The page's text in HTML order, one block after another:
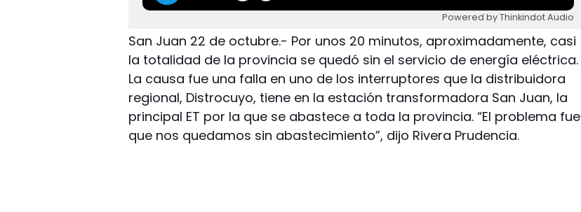
Powered by Thinkindot Audio
San Juan 22 de octubre.- Por unos 20 minutos, aproximadamente, casi
la totalidad de la provincia se quedó sin el servicio de energía eléctrica.
La causa fue una falla en uno de los interruptores que la distribuidora
regional, Distrocuyo, tiene en la estación transformadora San Juan, la
principal ET por la que se abastece a toda la provincia. “El problema fue
que nos quedamos sin abastecimiento”, dijo Rivera Prudencia.